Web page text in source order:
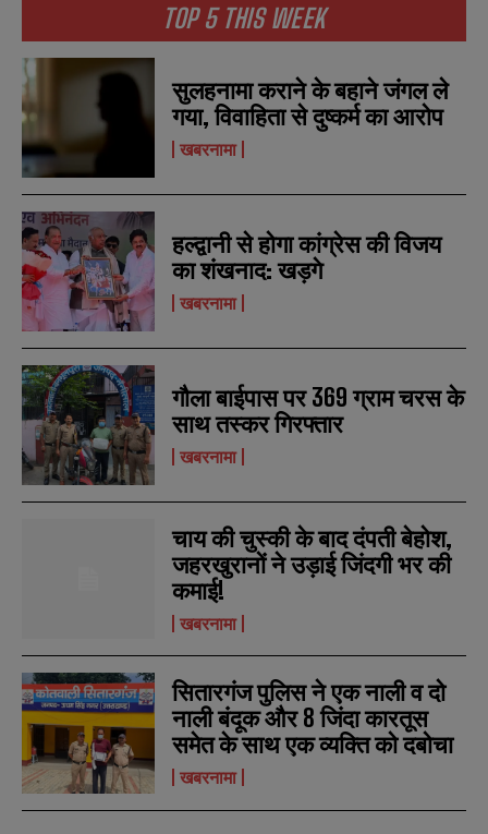
TOP 5 THIS WEEK
सुलहनामा कराने के बहाने जंगल ले
गया, विवाहिता से दुष्कर्म का आरोप
खबरनामा
हल्द्वानी से होगा कांग्रेस की विजय
का शंखनाद: खड़गे
खबरनामा
गौला बाईपास पर 369 ग्राम चरस के
साथ तस्कर गिरफ्तार
खबरनामा
चाय की चुस्की के बाद दंपती बेहोश,
जहरखुरानों ने उड़ाई जिंदगी भर की
कमाई!
खबरनामा
सितारगंज पुलिस ने एक नाली व दो
नाली बंदूक और 8 जिंदा कारतूस
समेत के साथ एक व्यक्ति को दबोचा
खबरनामा